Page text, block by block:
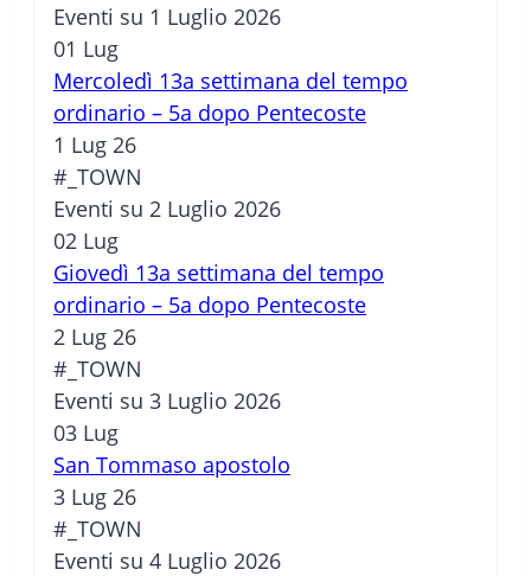
Eventi su 1 Luglio 2026
01 Lug
Mercoledì 13a settimana del tempo
ordinario – 5a dopo Pentecoste
1 Lug 26
#_TOWN
Eventi su 2 Luglio 2026
02 Lug
Giovedì 13a settimana del tempo
ordinario – 5a dopo Pentecoste
2 Lug 26
#_TOWN
Eventi su 3 Luglio 2026
03 Lug
San Tommaso apostolo
3 Lug 26
#_TOWN
Eventi su 4 Luglio 2026